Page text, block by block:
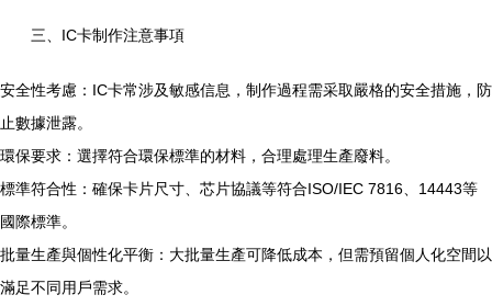
三、IC卡制作注意事項
安全性考慮：IC卡常涉及敏感信息，制作過程需采取嚴格的安全措施，防
止數據泄露。
環保要求：選擇符合環保標準的材料，合理處理生產廢料。
標準符合性：確保卡片尺寸、芯片協議等符合ISO/IEC 7816、14443等
國際標準。
批量生產與個性化平衡：大批量生產可降低成本，但需預留個人化空間以
滿足不同用戶需求。